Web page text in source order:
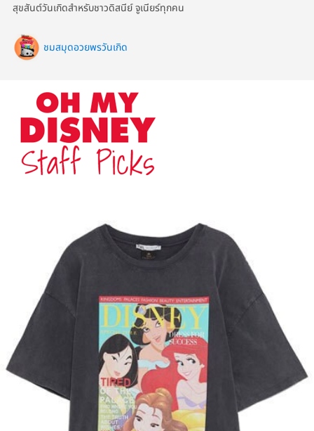
สุขสันต์วันเกิดสำหรับชาวดิสนีย์ จูเนียร์ทุกคน
ชมสมุดอวยพรวันเกิด